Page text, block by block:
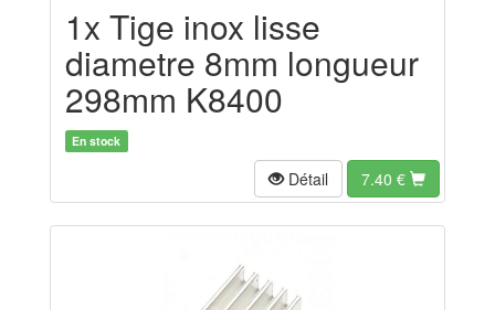
1x Tige inox lisse
diametre 8mm longueur
298mm K8400
En stock
Détail 7.40 €